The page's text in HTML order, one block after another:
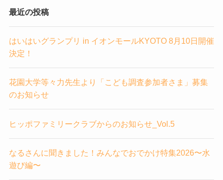
最近の投稿
はいはいグランプリ in イオンモールKYOTO 8月10日開催
決定！
花園大学等々力先生より「こども調査参加者さま」募集
のお知らせ
ヒッポファミリークラブからのお知らせ_Vol.5
なるさんに聞きました！みんなでおでかけ特集2026〜水
遊び編〜